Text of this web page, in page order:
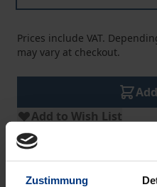
Zustimmung
Prices include VAT.
may vary at checkout.
Add to Wish List
Delivery cost notice